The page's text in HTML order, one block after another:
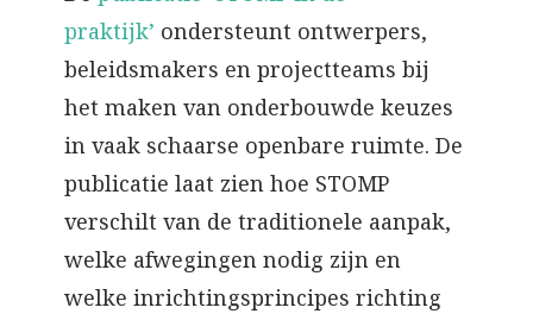
praktijk’ ondersteunt ontwerpers,
beleidsmakers en projectteams bij
het maken van onderbouwde keuzes
in vaak schaarse openbare ruimte. De
publicatie laat zien hoe STOMP
verschilt van de traditionele aanpak,
welke afwegingen nodig zijn en
welke inrichtingsprincipes richting